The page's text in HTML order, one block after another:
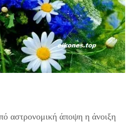
αστρονομική άποψη η άνοιξη